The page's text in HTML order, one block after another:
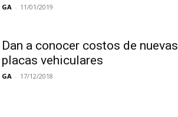
GA - 11/01/2019
Dan a conocer costos de nuevas
placas vehiculares
GA - 17/12/2018